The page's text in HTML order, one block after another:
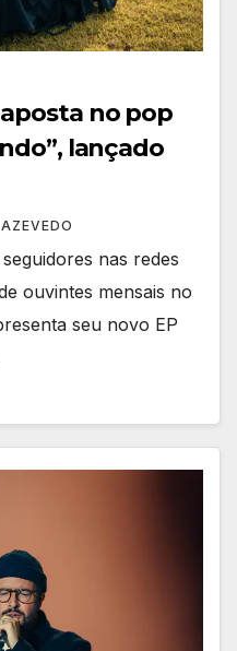
no pop
lançado
nas redes
ouvintes mensais no
seu novo EP